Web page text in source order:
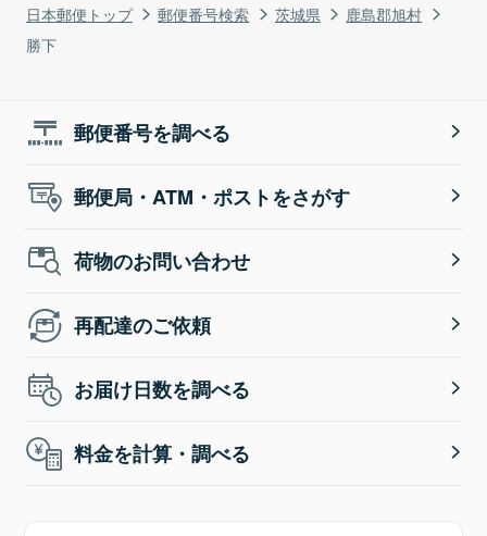
日本郵便トップ 郵便番号検索 茨城県
鹿島郡旭村
勝下
郵便番号を調べる
郵便局・ATM・ポストをさがす
荷物のお問い合わせ
再配達のご依頼
お届け日数を調べる
料金を計算・調べる